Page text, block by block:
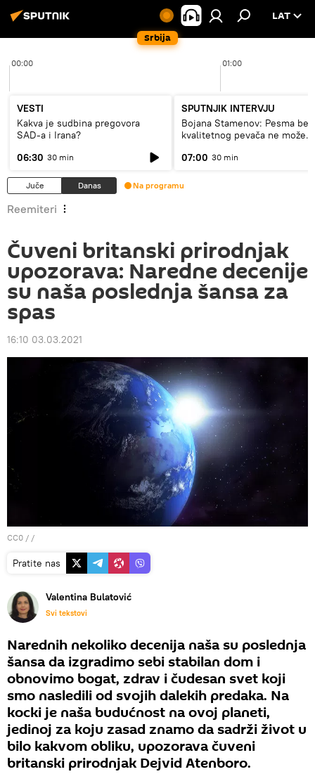
Srbija
LAT
00:00 01:00
VESTI
Kakva je sudbina pregovora
SAD-a i Irana?
06:30 30 min
SPUTNJIK INTERVJU
Bojana Stamenov: Pesma bez
kvalitetnog pevača ne može
07:00 30 min
Juče Danas Na programu
Reemiteri
Čuveni britanski prirodnjak
upozorava: Naredne decenije
su naša poslednja šansa za
spas
16:10 03.03.2021
CC0 / /
Pratite nas
Valentina Bulatović
Svi tekstovi
Narednih nekoliko decenija naša su poslednja
šansa da izgradimo sebi stabilan dom i
obnovimo bogat, zdrav i čudesan svet koji
smo nasledili od svojih dalekih predaka. Na
kocki je naša budućnost na ovoj planeti,
jedinoj za koju zasad znamo da sadrži život u
bilo kakvom obliku, upozorava čuveni
britanski prirodnjak Dejvid Atenboro.